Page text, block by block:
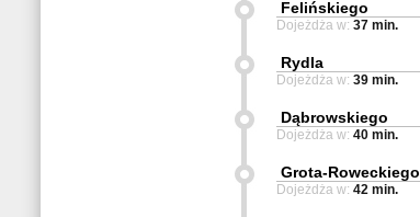
Felińskiego
Dojeżdża w: 37 min.
Rydla
Dojeżdża w: 39 min.
Dąbrowskiego
Dojeżdża w: 40 min.
Grota-Roweckiego
Dojeżdża w: 42 min.